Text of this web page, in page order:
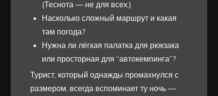
(Теснота — не для всех.)
Насколько сложный маршрут и какая
там погода?
Нужна ли лёгкая палатка для рюкзака
или просторная для “автокемпинга”?
Турист, который однажды промахнулся с
размером, всегда вспоминает ту ночь —